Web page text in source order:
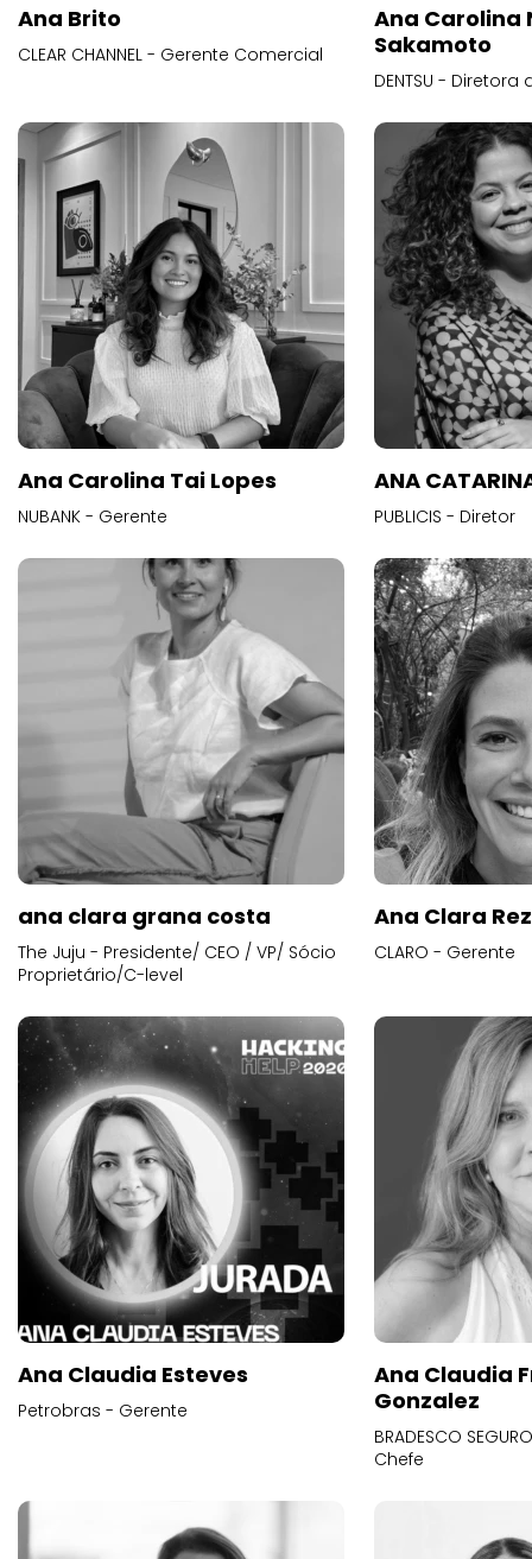
Ana Brito
CLEAR CHANNEL - Gerente Comercial
Ana Carolina
Sakamoto
DENTSU -
Ana Carolina Tai Lopes
NUBANK - Gerente
ANA
PUBLICIS - Diretor
ana clara grana costa
The Juju - Presidente/ CEO / VP/ Sócio
Proprietário/C-level
Ana Clara
CLARO - Gerente
Ana Claudia Esteves
Petrobras - Gerente
Ana Claudia
Gonzalez
BRADESCO
Chefe